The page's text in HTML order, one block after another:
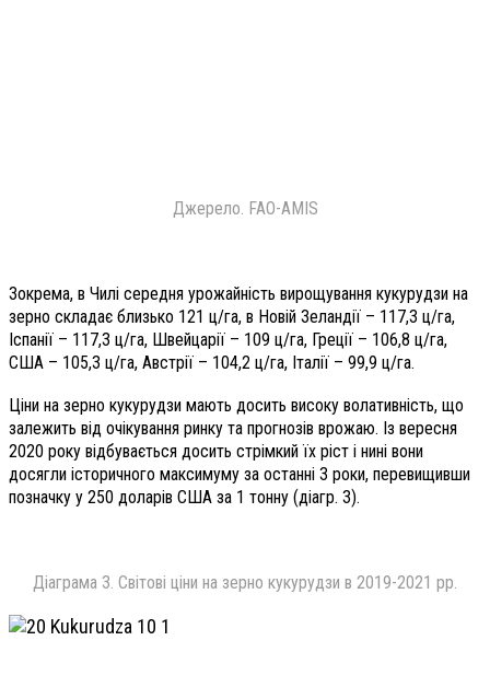
Джерело. FAO-AMIS
Зокрема, в Чилі середня урожайність вирощування кукурудзи на
зерно складає близько 121 ц/га, в Новій Зеландії – 117,3 ц/га,
Іспанії – 117,3 ц/га, Швейцарії – 109 ц/га, Греції – 106,8 ц/га,
США – 105,3 ц/га, Австрії – 104,2 ц/га, Італії – 99,9 ц/га.
Ціни на зерно кукурудзи мають досить високу волативність, що
залежить від очікування ринку та прогнозів врожаю. Із вересня
2020 року відбувається досить стрімкий їх ріст і нині вони
досягли історичного максимуму за останні 3 роки, перевищивши
позначку у 250 доларів США за 1 тонну (діагр. 3).
Діаграма 3. Світові ціни на зерно кукурудзи в 2019-2021 рр.